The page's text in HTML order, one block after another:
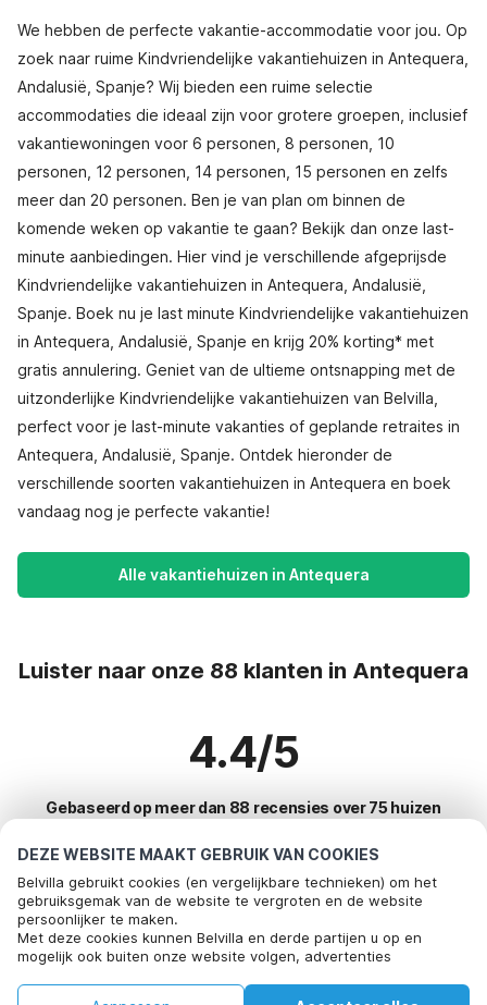
DEZE WEBSITE MAAKT GEBRUIK VAN COOKIES
Belvilla gebruikt cookies (en vergelijkbare technieken) om het
gebruiksgemak van de website te vergroten en de website
persoonlijker te maken.
Met deze cookies kunnen Belvilla en derde partijen u op en
mogelijk ook buiten onze website volgen, advertenties
social media.
We hebben de perfecte vakantie-accommodatie voor jou. Op
zoek naar ruime Kindvriendelijke vakantiehuizen in Antequera,
Andalusië, Spanje? Wij bieden een ruime selectie
accommodaties die ideaal zijn voor grotere groepen, inclusief
vakantiewoningen voor 6 personen, 8 personen, 10
personen, 12 personen, 14 personen, 15 personen en zelfs
meer dan 20 personen. Ben je van plan om binnen de
komende weken op vakantie te gaan? Bekijk dan onze last-
minute aanbiedingen. Hier vind je verschillende afgeprijsde
Kindvriendelijke vakantiehuizen in Antequera, Andalusië,
Spanje. Boek nu je last minute Kindvriendelijke vakantiehuizen
in Antequera, Andalusië, Spanje en krijg 20% korting* met
gratis annulering. Geniet van de ultieme ontsnapping met de
uitzonderlijke Kindvriendelijke vakantiehuizen van Belvilla,
perfect voor je last-minute vakanties of geplande retraites in
Antequera, Andalusië, Spanje. Ontdek hieronder de
verschillende soorten vakantiehuizen in Antequera en boek
vandaag nog je perfecte vakantie!
Alle vakantiehuizen in Antequera
Luister naar onze 88 klanten in Antequera
4.4/5
Gebaseerd op meer dan 88 recensies over 75 huizen
Meest populaire bestemmingen voor
vakantie
Top steden met top voorzieningen voor vakantie
Kindvriendelijke vakantiehuizen bayeux
Bel om te boeken